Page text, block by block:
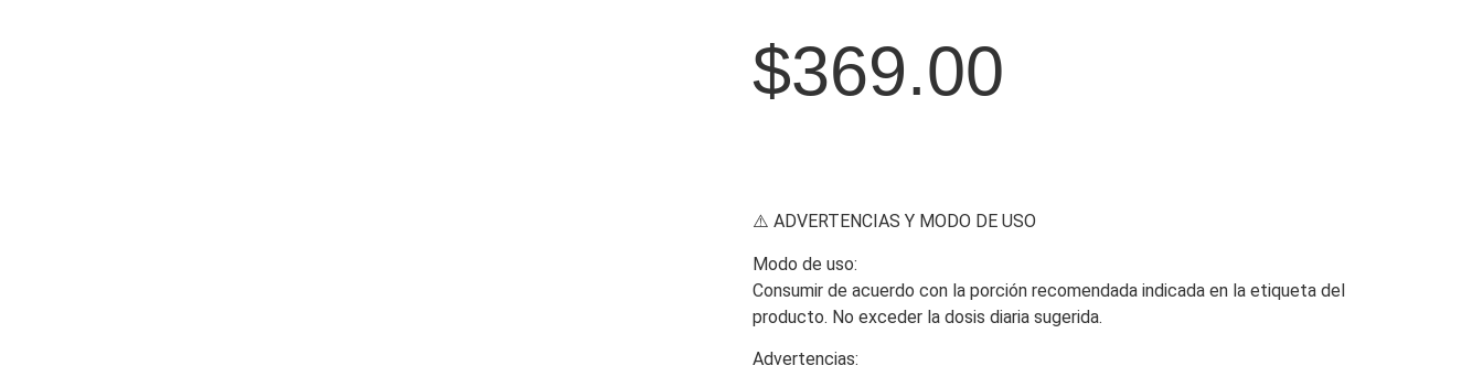
$369.00
⚠️ ADVERTENCIAS Y MODO DE USO
Modo de uso:
Consumir de acuerdo con la porción recomendada indicada en la etiqueta del
producto. No exceder la dosis diaria sugerida.
Advertencias: